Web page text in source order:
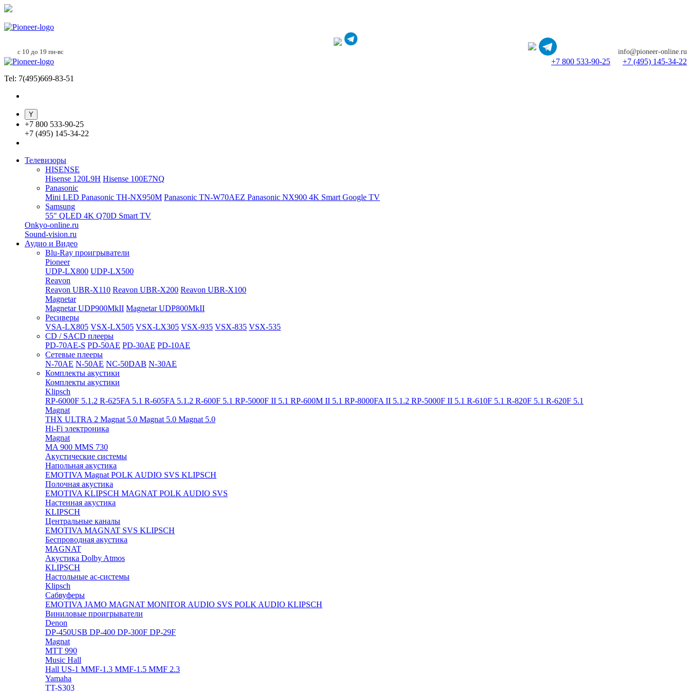
с 10 до 19 пн-вс info@pioneer-online.ru
+7 800 533-90-25
+7 (495) 145-34-22
Tel: 7(495)669-83-51
+7 800 533-90-25
+7 (495) 145-34-22
Телевизоры
HISENSE
Hisense 120L9H Hisense 100E7NQ
Panasonic
Mini LED Panasonic TH-NX950M Panasonic TN-W70AEZ Panasonic NX900 4K Smart Google TV
Samsung
55" QLED 4K Q70D Smart TV
Onkyo-online.ru
Sound-vision.ru
Аудио и Видео
Blu-Ray проигрыватели
Pioneer
UDP-LX800 UDP-LX500
Reavon
Reavon UBR-X110 Reavon UBR-X200 Reavon UBR-X100
Magnetar
Magnetar UDP900MkII Magnetar UDP800MkII
Ресиверы
VSA-LX805 VSX-LX505 VSX-LX305 VSX-935 VSX-835 VSX-535
CD / SACD плееры
PD-70AE-S PD-50AE PD-30AE PD-10AE
Сетевые плееры
N-70AE N-50AE NC-50DAB N-30AE
Комплекты акустики
Комплекты акустики
Klipsch
RP-6000F 5.1.2 R-625FA 5.1 R-605FA 5.1.2 R-600F 5.1 RP-5000F II 5.1 RP-600M II 5.1 RP-8000FA II 5.1.2 RP-5000F II 5.1 R-610F 5.1 R-820F 5.1 R-620F 5.1
Magnat
THX ULTRA 2 Magnat 5.0 Magnat 5.0 Magnat 5.0
Hi-Fi электроника
Magnat
MA 900 MMS 730
Акустические системы
Напольная акустика
EMOTIVA Magnat POLK AUDIO SVS KLIPSCH
Полочная акустика
EMOTIVA KLIPSCH MAGNAT POLK AUDIO SVS
Настенная акустика
KLIPSCH
Центральные каналы
EMOTIVA MAGNAT SVS KLIPSCH
Беспроводная акустика
MAGNAT
Акустика Dolby Atmos
KLIPSCH
Настольные ас-системы
Klipsch
Сабвуферы
EMOTIVA JAMO MAGNAT MONITOR AUDIO SVS POLK AUDIO KLIPSCH
Виниловые проигрыватели
Denon
DP-450USB DP-400 DP-300F DP-29F
Magnat
MTT 990
Music Hall
Hall US-1 MMF-1.3 MMF-1.5 MMF 2.3
Yamaha
TT-S303